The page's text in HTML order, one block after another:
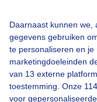
Daarnaast kunnen we,
gegevens gebruiken
te personaliseren en
marketingdoeleinden
van 13 externe
toestemming. Onze
voor
Buienradar Team
Privacy beleid
Cookie beleid
Privacy instellingen